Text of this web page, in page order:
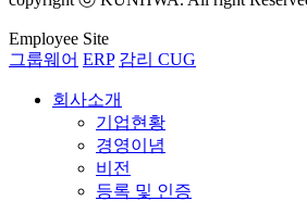
Employee Site
그룹웨어 ERP 감리 CUG
회사소개
기업현황
경영이념
비전
등록 및 인증